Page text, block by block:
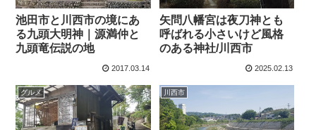
池田市と川西市の境にあ
る九頭大明神｜源満仲と
九頭竜伝説の地
2017.03.14
矢問八幡宮は夜刀神とも
呼ばれる小さいけど風格
のある神社/川西市
2025.02.13
グルメ 川西市